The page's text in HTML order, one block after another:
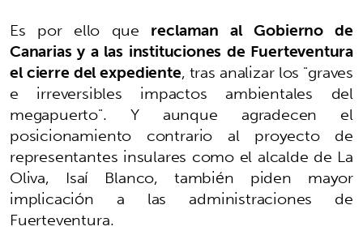
Es por ello que reclaman al Gobierno de
Canarias y a las instituciones de Fuerteventura
el cierre del expediente, tras analizar los "graves
e irreversibles impactos ambientales del
megapuerto". Y aunque agradecen el
posicionamiento contrario al proyecto de
representantes insulares como el alcalde de La
Oliva, Isaí Blanco, también piden mayor
implicación a las administraciones de
Fuerteventura.